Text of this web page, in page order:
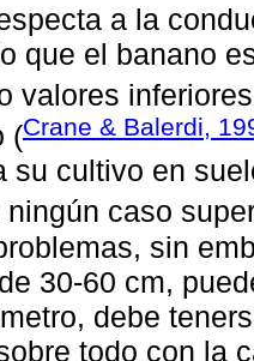
a la
que el banano
valores
(Crane & Balerdi,
su cultivo en
ningún caso
sin
30-60 cm,
debe
todo con la